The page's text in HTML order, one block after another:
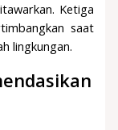
Ketiga
saat
lingkungan.